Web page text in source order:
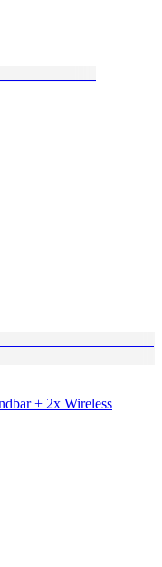
+ 2x Wireless